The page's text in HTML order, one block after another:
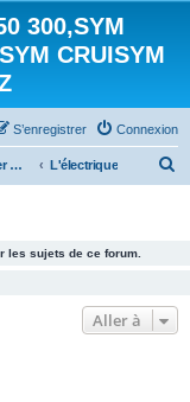
300,SYM
CRUISYM
Connexion
S’enregistrer
L'atelier mécanique L'électrique
r
c
les sujets de ce forum.
Aller à